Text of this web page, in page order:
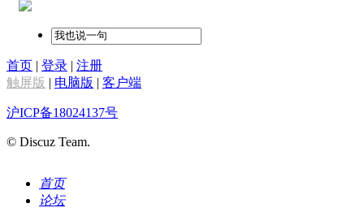
首页 | 登录 | 注册
触屏版 | 电脑版 | 客户端
沪ICP备18024137号
© Discuz Team.
首页
论坛